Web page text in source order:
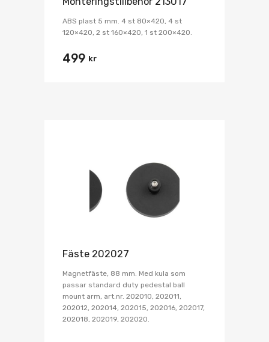
ABS plast 5 mm. 4 st 80×420, 4 st
120×420, 2 st 160×420, 1 st 200×420.
499 kr
Fäste 202027
Magnetfäste, 88 mm. Med kula som
passar standard duty pedestal ball
mount arm, art.nr. 202010, 202011,
202012, 202014, 202015, 202016, 202017,
202018, 202019, 202020.